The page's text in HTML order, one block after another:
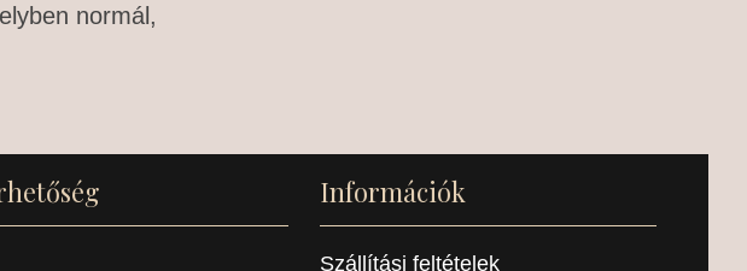
normál,
Információk
Szállítási feltételek